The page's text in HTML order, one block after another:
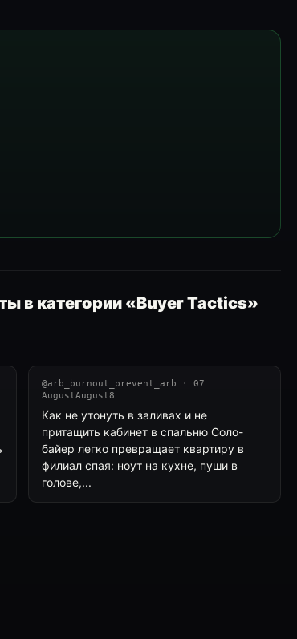
в категории «Buyer Tactics»
@arb_burnout_prevent_arb · 07
AugustAugust8
Как не утонуть в заливах и не
притащить кабинет в спальню Соло-
байер легко превращает квартиру в
филиал спая: ноут на кухне, пуши в
голове,...